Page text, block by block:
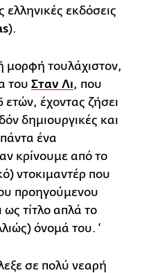
ελληνικές εκδόσεις
).
μορφή τουλάχιστον,
του Σταν Λι, που
ετών, έχοντας ζήσει
δημιουργικές και
ένα
κρίνουμε από το
ντοκιμαντέρ που
προηγούμενου
ως τίτλο απλά το
όνομά του. ‘
σε πολύ νεαρή